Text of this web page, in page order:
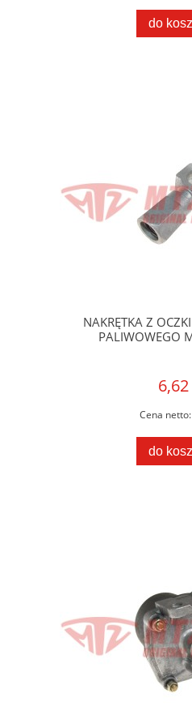
do
NAKRĘTKA Z
PALIWOWEGO
6,62
Cena netto:
do